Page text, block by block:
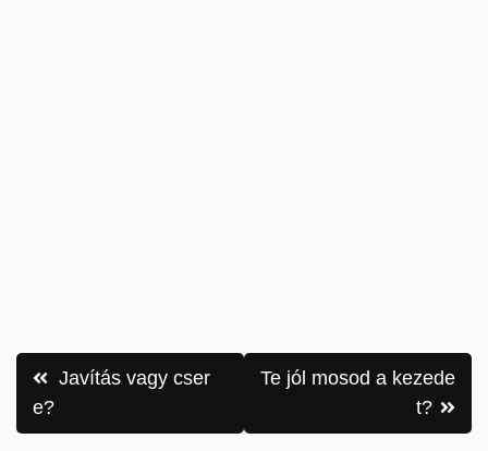
Bejegyzés
navigáció
Javítás vagy cser
e?
Te jól mosod a kezede
t?